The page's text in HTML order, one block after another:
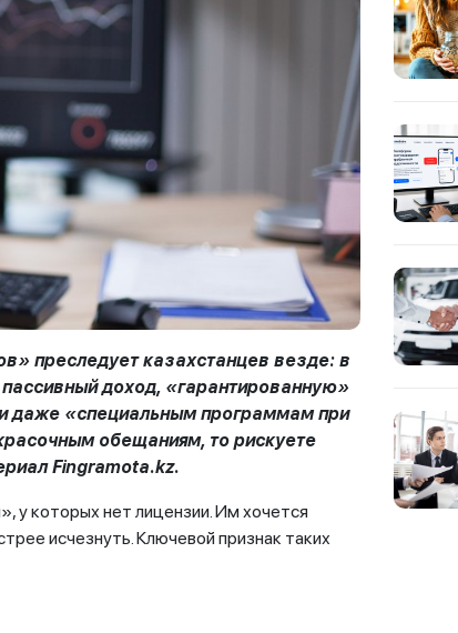
преследует казахстанцев везде: в
доход, «гарантированную»
даже «специальным программам при
обещаниям, то рискуете
Fingramota.kz.
у которых нет лицензии. Им хочется
исчезнуть. Ключевой признак таких